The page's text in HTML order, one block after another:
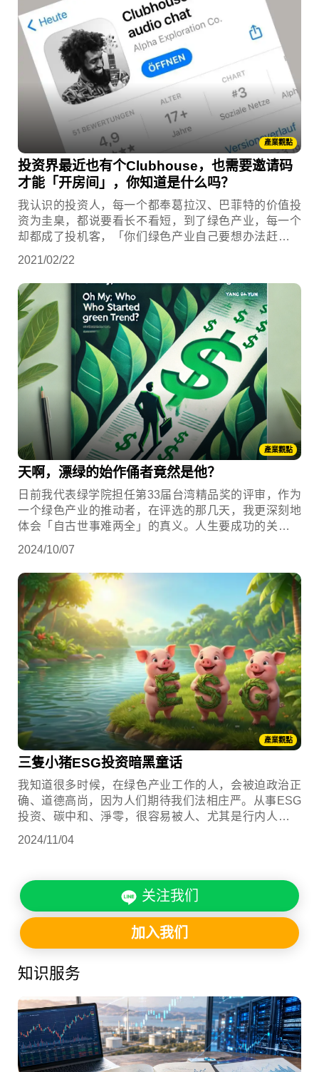
產業觀點
投资界最近也有个Clubhouse，也需要邀请码
才能「开房间」，你知道是什么吗？
我认识的投资人，每一个都奉葛拉汉、巴菲特的价值投
资为圭臬，都说要看长不看短，到了绿色产业，每一个
却都成了投机客，「你们绿色产业自己要想办法赶快赚
我们都死了！」你可能以为我这里说的投资人，是像创
投、私募基金这类的机构投资者。 这就是有趣的地方
了。你为什么会觉得当我们在讲投资人时，讲的不是你
呢？
2021/02/22
產業觀點
天啊，漂绿的始作俑者竟然是他？
日前我代表绿学院担任第33届台湾精品奖的评审，作为
一个绿色产业的推动者，在评选的那几天，我更深刻地
体会「自古世事难两全」的真义。人生要成功的关键在
于专注，奇怪的是那几天我仍被「我全都要」的思维占
2024/10/07
產業觀點
三隻小猪ESG投资暗黑童话
我知道很多时候，在绿色产业工作的人，会被迫政治正
确、道德高尚，因为人们期待我们法相庄严。从事ESG
投资、碳中和、淨零，很容易被人、尤其是行内人贴上
高标准，是一种最精密的怠惰，因为待在舒适圈里非常
2024/11/04
关注我们
加入我们
知识服务